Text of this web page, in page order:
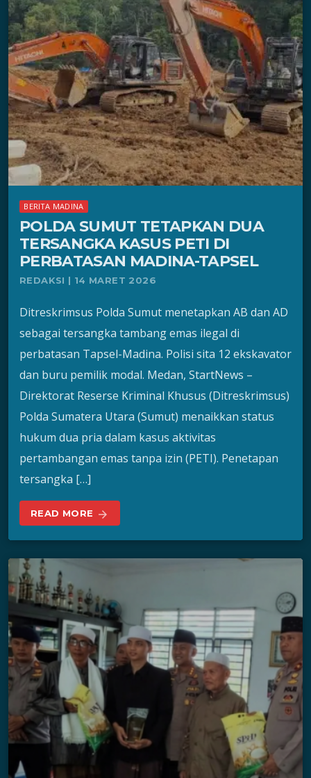
BERITA MADINA
POLDA SUMUT TETAPKAN DUA
TERSANGKA KASUS PETI DI
PERBATASAN MADINA-TAPSEL
REDAKSI | 14 MARET 2026
Ditreskrimsus Polda Sumut menetapkan AB dan AD
sebagai tersangka tambang emas ilegal di
perbatasan Tapsel-Madina. Polisi sita 12 ekskavator
dan buru pemilik modal. Medan, StartNews –
Direktorat Reserse Kriminal Khusus (Ditreskrimsus)
Polda Sumatera Utara (Sumut) menaikkan status
hukum dua pria dalam kasus aktivitas
pertambangan emas tanpa izin (PETI). Penetapan
tersangka […]
READ MORE arrow_forward